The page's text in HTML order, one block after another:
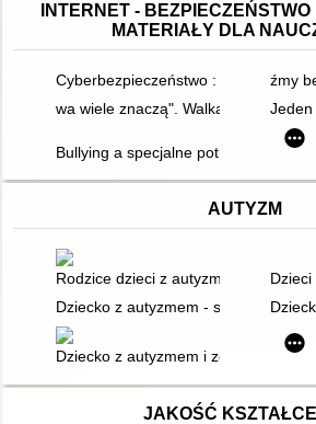
INTERNET -
MATERIAŁY DLA
Cyberbezpieczeństwo : jak
źmy
wa wiele znaczą". Walka z hejtem w
Jeden
Bullying a specjalne potrzeby
AUTYZM
Rodzice dzieci z autyzmem
Dziecko z autyzmem - szansa w
Dziecko z autyzmem i zespołem
JAKOŚĆ